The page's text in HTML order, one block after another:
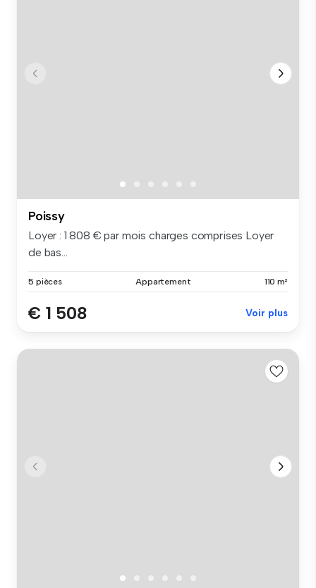
Poissy
Loyer : 1 808 € par mois charges comprises Loyer
de bas...
5 pièces Appartement 110 m²
€ 1 508 Voir plus